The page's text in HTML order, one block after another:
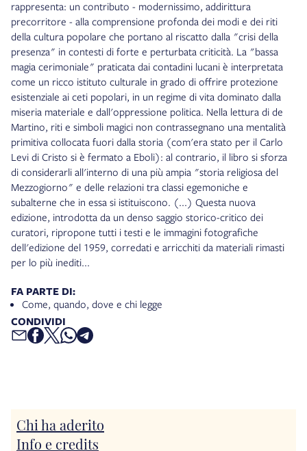
rappresenta: un contributo - modernissimo, addirittura
precorritore - alla comprensione profonda dei modi e dei riti
della cultura popolare che portano al riscatto dalla "crisi della
presenza" in contesti di forte e perturbata criticità. La "bassa
magia cerimoniale" praticata dai contadini lucani è interpretata
come un ricco istituto culturale in grado di offrire protezione
esistenziale ai ceti popolari, in un regime di vita dominato dalla
miseria materiale e dall'oppressione politica. Nella lettura di de
Martino, riti e simboli magici non contrassegnano una mentalità
primitiva collocata fuori dalla storia (com'era stato per il Carlo
Levi di Cristo si è fermato a Eboli): al contrario, il libro si sforza
di considerarli all'interno di una più ampia "storia religiosa del
Mezzogiorno" e delle relazioni tra classi egemoniche e
subalterne che in essa si istituiscono. (...) Questa nuova
edizione, introdotta da un denso saggio storico-critico dei
curatori, ripropone tutti i testi e le immagini fotografiche
dell'edizione del 1959, corredati e arricchiti da materiali rimasti
per lo più inediti...
FA PARTE DI:
Come, quando, dove e chi legge
CONDIVIDI
Chi ha aderito
Info e credits